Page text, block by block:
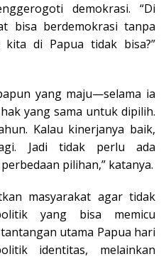
demokrasi. “Di
bisa berdemokrasi tanpa
kita di Papua tidak bisa?”
yang maju—selama ia
yang sama untuk dipilih.
Kalau kinerjanya baik,
Jadi tidak perlu ada
pilihan,” katanya.
masyarakat agar tidak
yang bisa memicu
utama Papua hari
identitas, melainkan